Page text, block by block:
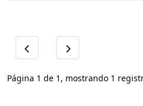
Página 1 de 1, mostrando 1